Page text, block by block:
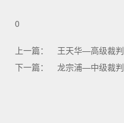
0
上一篇：
王天华—高级裁判
下一篇：
龙宗浦—中级裁判